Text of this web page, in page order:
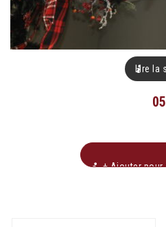
Lire la
05
+ Ajouter